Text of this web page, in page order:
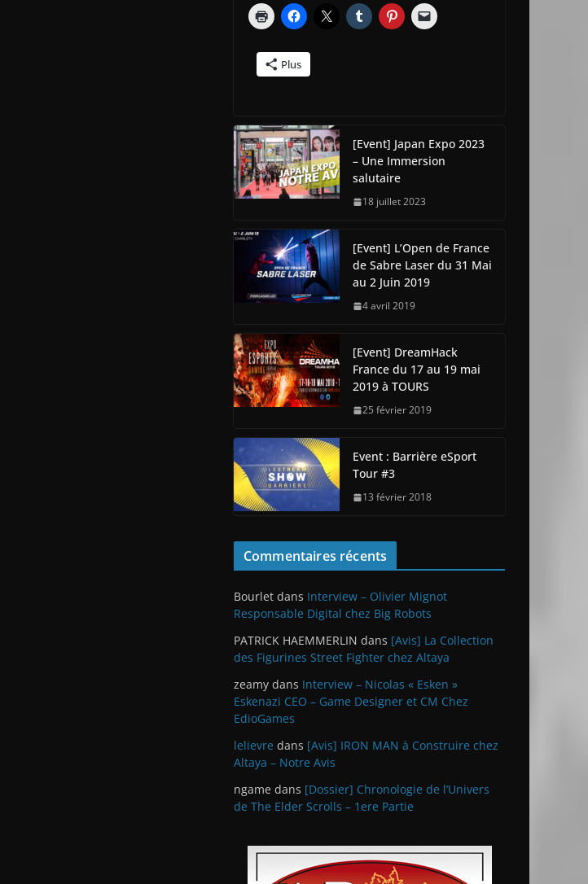
Plus
[Event] Japan Expo 2023
– Une Immersion
salutaire
18 juillet 2023
[Event] L’Open de France
de Sabre Laser du 31 Mai
au 2 Juin 2019
4 avril 2019
[Event] DreamHack
France du 17 au 19 mai
2019 à TOURS
25 février 2019
Event : Barrière eSport
Tour #3
13 février 2018
Commentaires récents
Bourlet dans Interview – Olivier Mignot
Responsable Digital chez Big Robots
PATRICK HAEMMERLIN dans [Avis] La Collection
des Figurines Street Fighter chez Altaya
zeamy dans Interview – Nicolas « Esken »
Eskenazi CEO – Game Designer et CM Chez
EdioGames
lelievre dans [Avis] IRON MAN à Construire chez
Altaya – Notre Avis
ngame dans [Dossier] Chronologie de l’Univers
de The Elder Scrolls – 1ere Partie